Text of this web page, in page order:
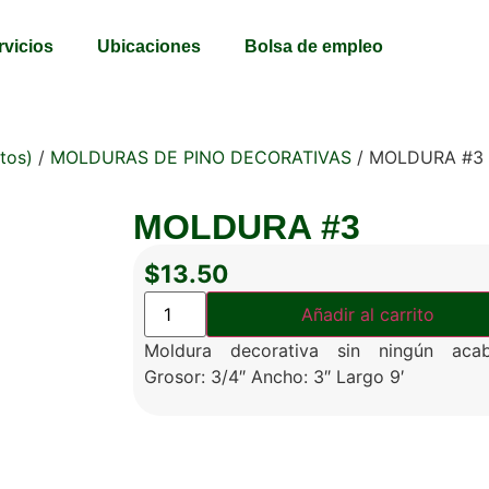
Ubicaciones Bolsa de empleo
/ MOLDURAS DE PINO DECORATIVAS / MOLDURA #3
MOLDURA #3
$13.50
Añadir al carrito
Moldura decorativa sin ningún
Grosor: 3/4″ Ancho: 3″ Largo 9′